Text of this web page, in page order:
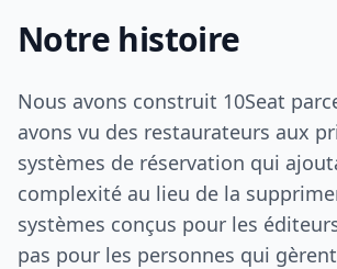
Notre histoire
Nous avons construit 10Seat
avons vu des restaurateurs aux
systèmes de réservation qui
complexité au lieu de la
systèmes conçus pour les
pas pour les personnes qui